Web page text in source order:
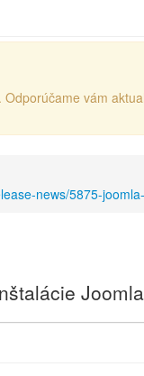
vám
news/5875-